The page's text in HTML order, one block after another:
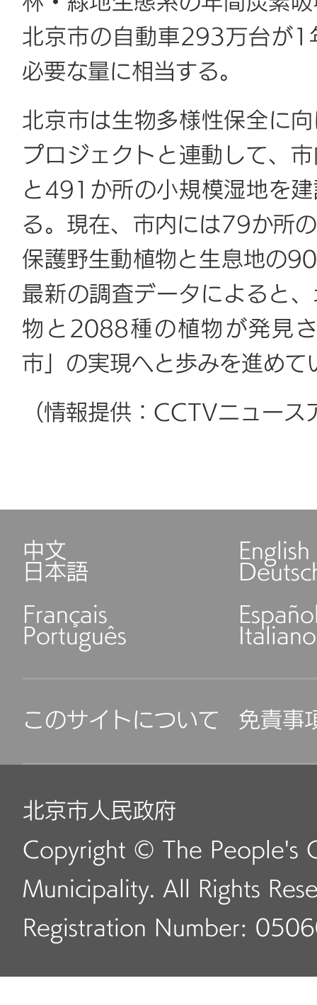
北京市の自動車293万台が1
必要な量に相当する。
北京市は生物多様性保全に
プロジェクトと連動して、
と491か所の小規模湿地を
る。現在、市内には79か所
保護野生動植物と生息地の
最新の調査データによると
物と2088種の植物が発見
市」の実現へと歩みを進めて
（情報提供：CCTVニュース
中文 English
日本語
Français
Português Italiano
このサイトについて 免責事
北京市人民政府
Copyright © The People's
Municipality. All Rights
Registration Number: